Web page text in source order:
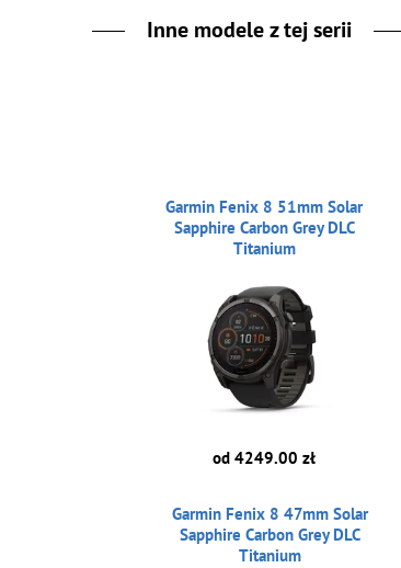
Inne modele z tej serii
Garmin Fenix 8 51mm Solar
Sapphire Carbon Grey DLC
Titanium
od 4249.00 zł
Garmin Fenix 8 47mm Solar
Sapphire Carbon Grey DLC
Titanium